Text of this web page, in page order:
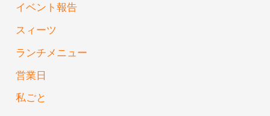
イベント報告
スィーツ
ランチメニュー
営業日
私ごと